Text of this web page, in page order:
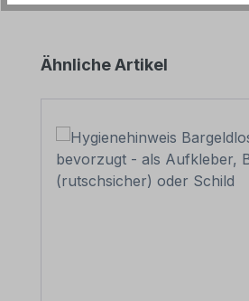
Produktgalerie überspringen
Ähnliche Artikel